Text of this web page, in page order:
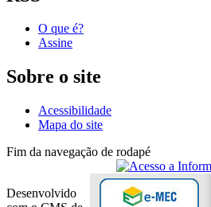
O que é?
Assine
Sobre o site
Acessibilidade
Mapa do site
Fim da navegação de rodapé
Desenvolvido